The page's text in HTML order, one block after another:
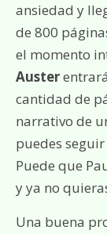
ansiedad y
de 800
el momento
Auster
cantidad de
narrativo de
puedes seguir
Puede que
y ya no
Una buena